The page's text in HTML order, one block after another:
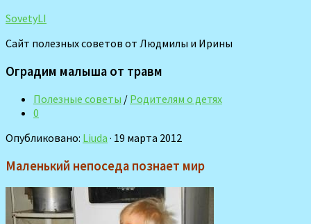
SovetyLI
Сайт полезных советов от Людмилы и Ирины
Оградим малыша от травм
Полезные советы / Родителям о детях
0
Опубликовано: Liuda · 19 марта 2012
Маленький непоседа познает мир